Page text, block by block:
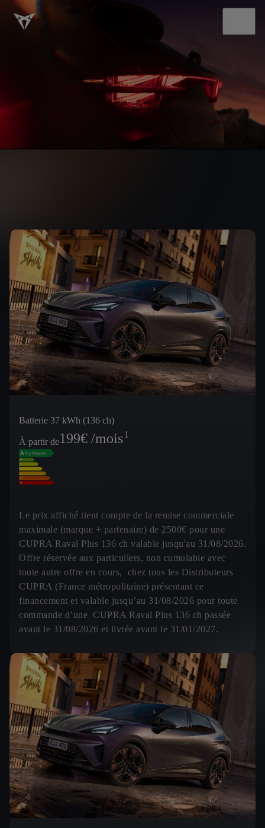
Batterie 37 kWh (136 ch)
À partir de199€ /mois1
Le prix affiché tient compte de la remise commerciale
maximale (marque + partenaire) de 2500€ pour une
CUPRA Raval Plus 136 ch valable jusqu'au 31/08/2026.
Offre réservée aux particuliers, non cumulable avec
toute autre offre en cours, chez tous les Distributeurs
CUPRA (France métropolitaine) présentant ce
financement et valable jusqu’au 31/08/2026 pour toute
commande d’une CUPRA Raval Plus 136 ch passée
avant le 31/08/2026 et livrée avant le 31/01/2027.